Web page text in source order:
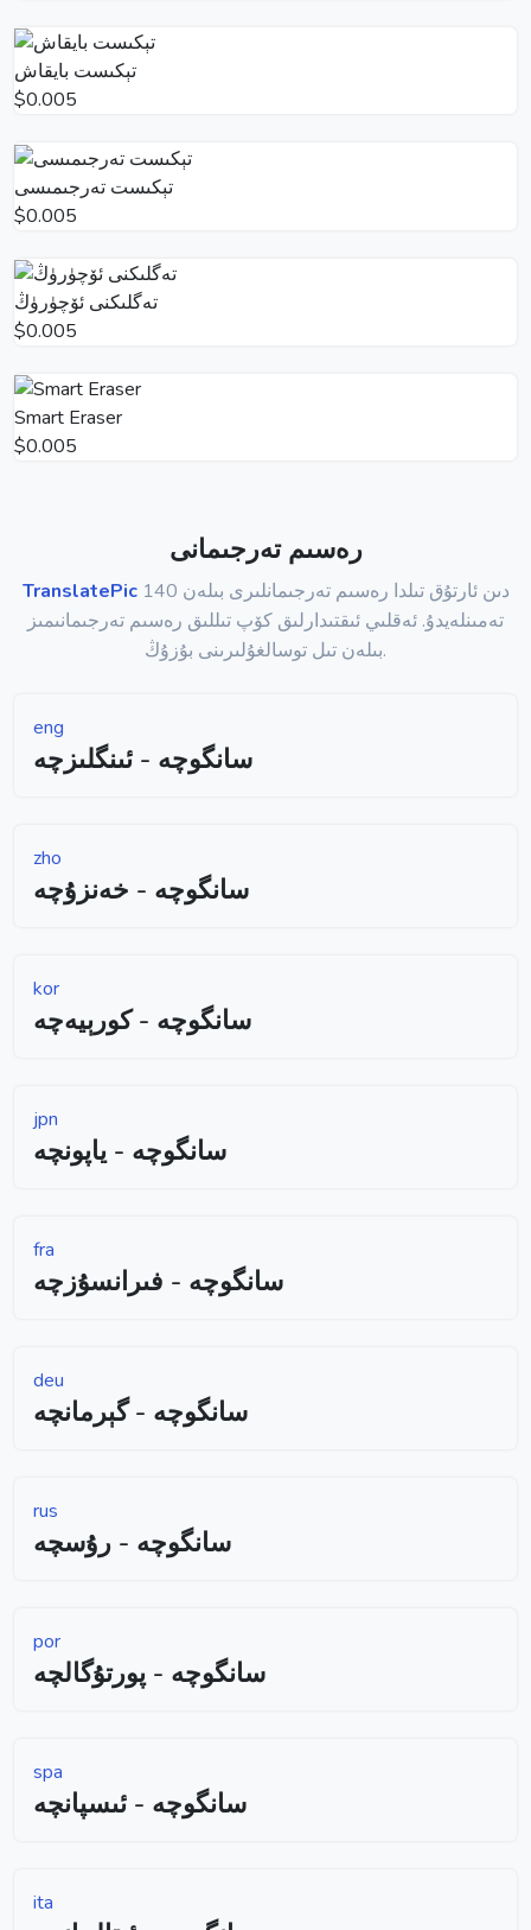
تېكىست بايقاش
$0.005
تېكىست تەرجىمىسى
$0.005
تەگلىكنى ئۆچۈرۈڭ
$0.005
Smart Eraser
$0.005
رەسىم تەرجىمانى
TranslatePic140 دىن ئارتۇق تىلدا رەسىم تەرجىمانلىرى بىلەن
تەمىنلەيدۇ. ئەقلىي ئىقتىدارلىق كۆپ تىللىق رەسىم تەرجىمانىمىز
بىلەن تىل توسالغۇلىرىنى بۇزۇڭ.
eng
سانگوچە - ئىنگلىزچە
zho
سانگوچە - خەنزۇچە
kor
سانگوچە - كورېيەچە
jpn
سانگوچە - ياپونچە
fra
سانگوچە - فىرانسۇزچە
deu
سانگوچە - گېرمانچە
rus
سانگوچە - رۇسچە
por
سانگوچە - پورتۇگالچە
spa
سانگوچە - ئىسپانچە
ita